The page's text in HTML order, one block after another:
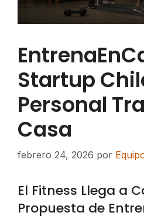
Startup
Personal
Casa
febrero 24, 2026 por
El Fitness Llega a
Propuesta de